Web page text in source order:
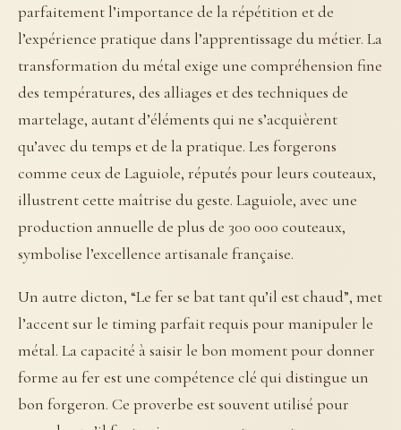
parfaitement l’importance de la répétition et de
l’expérience pratique dans l’apprentissage du métier. La
transformation du métal exige une compréhension fine
des températures, des alliages et des techniques de
martelage, autant d’éléments qui ne s’acquièrent
qu’avec du temps et de la pratique. Les forgerons
comme ceux de Laguiole, réputés pour leurs couteaux,
illustrent cette maîtrise du geste. Laguiole, avec une
production annuelle de plus de 300 000 couteaux,
symbolise l’excellence artisanale française.
Un autre dicton, “Le fer se bat tant qu’il est chaud”, met
l’accent sur le timing parfait requis pour manipuler le
métal. La capacité à saisir le bon moment pour donner
forme au fer est une compétence clé qui distingue un
bon forgeron. Ce proverbe est souvent utilisé pour